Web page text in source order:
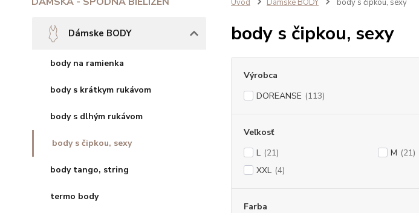
Dámske BODY
body na ramienka
body s krátkym rukávom
body s dlhým rukávom
body s čipkou, sexy
body tango, string
termo body
Úvod Dámske BODY body s čipkou, sexy
body s čipkou, sexy
Výrobca
DOREANSE (113)
Veľkosť
L (21) M (21)
XXL (4)
Farba